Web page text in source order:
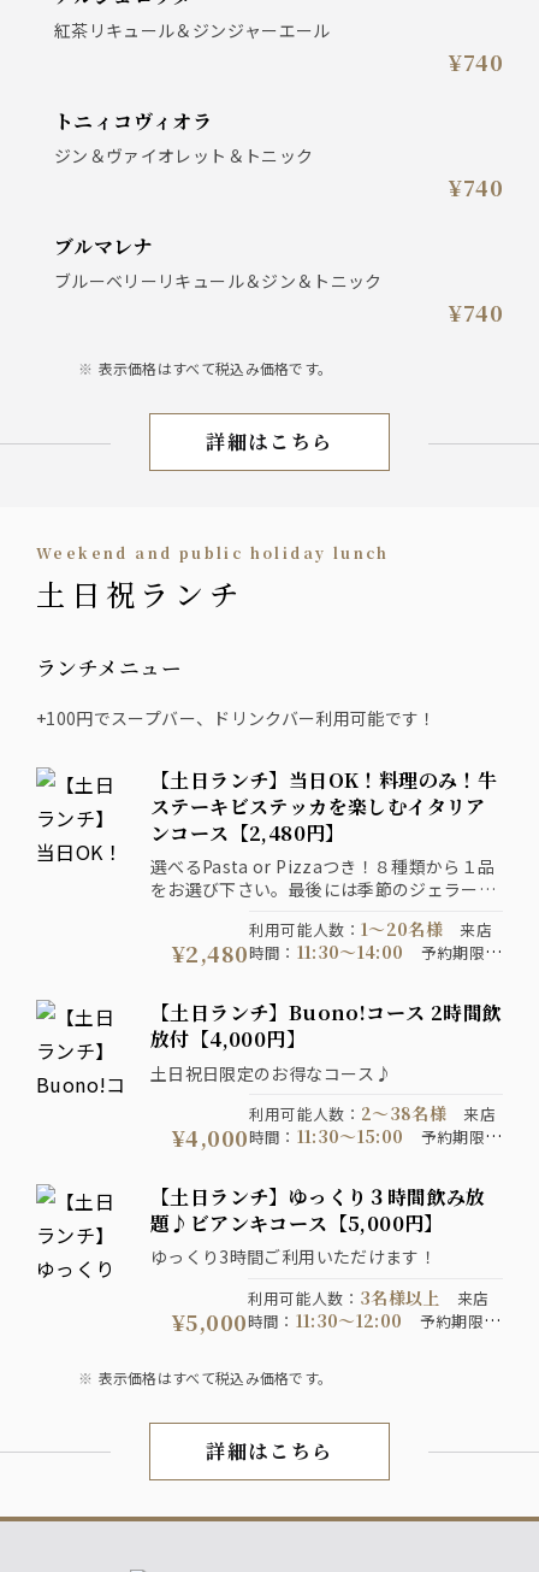
紅茶リキュール＆ジンジャーエール
¥740
トニィコヴィオラ
ジン＆ヴァイオレット＆トニック
¥740
ブルマレナ
ブルーベリーリキュール＆ジン＆トニック
¥740
表示価格はすべて税込み価格です。
ワイン/ドリンク
詳細はこちら
Weekend and public holiday lunch
土日祝ランチ
ランチメニュー
+100円でスープバー、ドリンクバー利用可能です！
【土日ランチ】当日OK！料理のみ！牛
ステーキビステッカを楽しむイタリア
ンコース【2,480円】
選べるPasta or Pizzaつき！８種類から１品
をお選び下さい。最後には季節のジェラート
【お料理だけのお気軽コース】アラカルトで
お酒もご注文いただけます！
¥2,480
利用可能人数 ： 1〜20名様
来店
時間 ： 11:30〜14:00 予約期限：
ース提供時間
コース開
催期間：通年 注意事項 ：お時間
は90分制です ６名様以上は大皿
提供になります
【土日ランチ】Buono!コース 2時間飲
放付【4,000円】
土日祝日限定のお得なコース♪
¥4,000
利用可能人数 ： 2〜38名様
来店
時間 ： 11:30〜15:00 予約期限：
ース提供時間
コース
開催期間： 通年
【土日ランチ】ゆっくり３時間飲み放
題♪ビアンキコース【5,000円】
ゆっくり3時間ご利用いただけます！
¥5,000
利用可能人数 ： 3名様以上
来店
時間 ： 11:30〜12:00 予約期限：
制
コース開催期間
表示価格はすべて税込み価格です。
土日祝ランチ
詳細はこちら